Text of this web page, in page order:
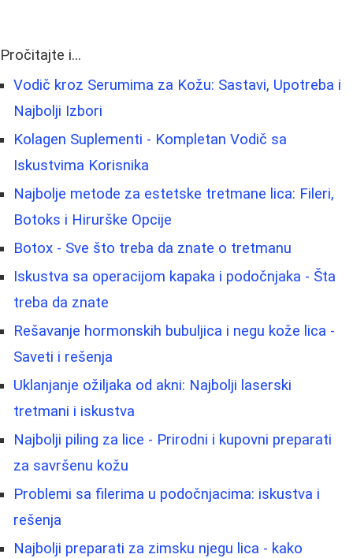
Pročitajte i...
Vodič kroz Serumima za Kožu: Sastavi, Upotreba i
Najbolji Izbori
Kolagen Suplementi - Kompletan Vodič sa
Iskustvima Korisnika
Najbolje metode za estetske tretmane lica: Fileri,
Botoks i Hirurške Opcije
Botox - Sve što treba da znate o tretmanu
Iskustva sa operacijom kapaka i podočnjaka - Šta
treba da znate
Rešavanje hormonskih bubuljica i negu kože lica -
Saveti i rešenja
Uklanjanje ožiljaka od akni: Najbolji laserski
tretmani i iskustva
Najbolji piling za lice - Prirodni i kupovni preparati
za savršenu kožu
Problemi sa filerima u podočnjacima: iskustva i
rešenja
Najbolji preparati za zimsku njegu lica - kako